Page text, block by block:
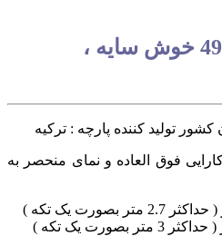
طرح گل 499 خوش سایه ،
کننده پارچه : ترکیه
العاده و نمای منحصر به